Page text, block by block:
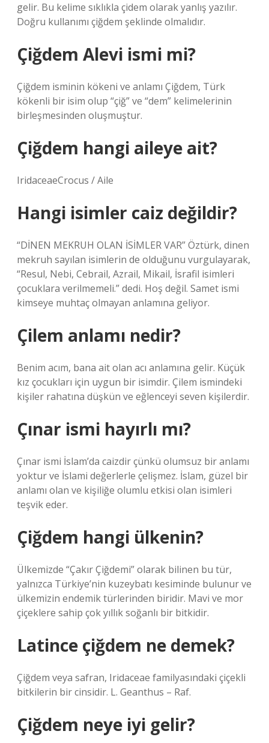
gelir. Bu kelime sıklıkla çidem olarak yanlış yazılır.
Doğru kullanımı çiğdem şeklinde olmalıdır.
Çiğdem Alevi ismi mi?
Çiğdem isminin kökeni ve anlamı Çiğdem, Türk
kökenli bir isim olup “çiğ” ve “dem” kelimelerinin
birleşmesinden oluşmuştur.
Çiğdem hangi aileye ait?
IridaceaeCrocus / Aile
Hangi isimler caiz değildir?
“DİNEN MEKRUH OLAN İSİMLER VAR” Öztürk, dinen
mekruh sayılan isimlerin de olduğunu vurgulayarak,
“Resul, Nebi, Cebrail, Azrail, Mikail, İsrafil isimleri
çocuklara verilmemeli.” dedi. Hoş değil. Samet ismi
kimseye muhtaç olmayan anlamına geliyor.
Çilem anlamı nedir?
Benim acım, bana ait olan acı anlamına gelir. Küçük
kız çocukları için uygun bir isimdir. Çilem ismindeki
kişiler rahatına düşkün ve eğlenceyi seven kişilerdir.
Çınar ismi hayırlı mı?
Çınar ismi İslam’da caizdir çünkü olumsuz bir anlamı
yoktur ve İslami değerlerle çelişmez. İslam, güzel bir
anlamı olan ve kişiliğe olumlu etkisi olan isimleri
teşvik eder.
Çiğdem hangi ülkenin?
Ülkemizde “Çakır Çiğdemi” olarak bilinen bu tür,
yalnızca Türkiye’nin kuzeybatı kesiminde bulunur ve
ülkemizin endemik türlerinden biridir. Mavi ve mor
çiçeklere sahip çok yıllık soğanlı bir bitkidir.
Latince çiğdem ne demek?
Çiğdem veya safran, Iridaceae familyasındaki çiçekli
bitkilerin bir cinsidir. L. Geanthus – Raf.
Çiğdem neye iyi gelir?